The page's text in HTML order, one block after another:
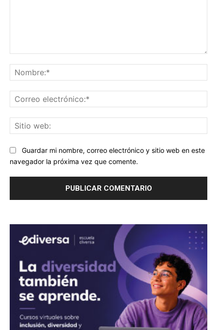
Guardar mi nombre, correo electrónico y sitio web en este
navegador la próxima vez que comente.